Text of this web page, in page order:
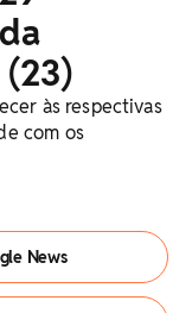
às respectivas
com os
News